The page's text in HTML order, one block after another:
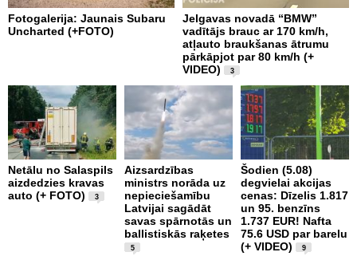
Fotogalerija: Jaunais Subaru
Uncharted (+FOTO)
Jelgavas novadā “BMW”
vadītājs brauc ar 170 km/h,
atļauto braukšanas ātrumu
pārkāpjot par 80 km/h (+
VIDEO)
3
Netālu no Salaspils
aizdedzies kravas
auto (+ FOTO)
3
Aizsardzības
ministrs norāda uz
nepieciešamību
Latvijai sagādāt
savas spārnotās un
ballistiskās raķetes
5
Šodien (5.08)
degvielai akcijas
cenas: Dīzelis 1.817
un 95. benzīns
1.737 EUR! Nafta
75.6 USD par barelu
(+ VIDEO)
9